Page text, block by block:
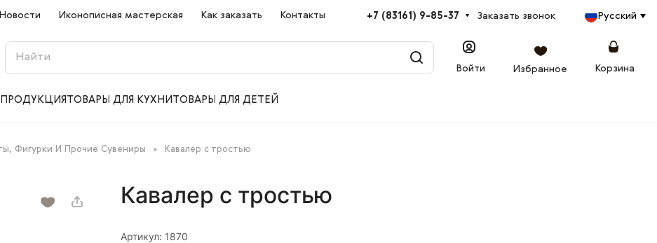
Новости Иконописная мастерская Как заказать Контакты +7 (83161) 9-85-37 Заказать звонок Русский
Войти Избранное Корзина
ТОВАРЫ ДЛЯ КУХНИ ТОВАРЫ ДЛЯ ДЕТЕЙ
Фигурки И Прочие Сувениры Кавалер с тростью
Кавалер с тростью
Артикул: 1870